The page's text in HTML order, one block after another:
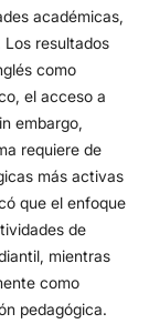
académicas,
resultados
como
el acceso a
embargo,
requiere de
más activas
que el enfoque
de
mientras
como
pedagógica.